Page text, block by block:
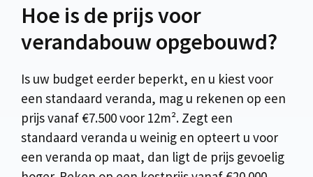
Hoe is de prijs voor
verandabouw opgebouwd?
Is uw budget eerder beperkt, en u kiest voor
een standaard veranda, mag u rekenen op een
prijs vanaf €7.500 voor 12m². Zegt een
standaard veranda u weinig en opteert u voor
een veranda op maat, dan ligt de prijs gevoelig